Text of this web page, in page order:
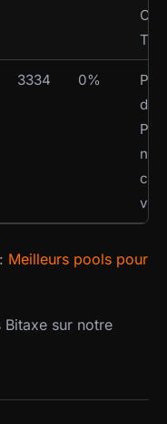
3334 0%
via
Meilleurs pools pour
sur notre